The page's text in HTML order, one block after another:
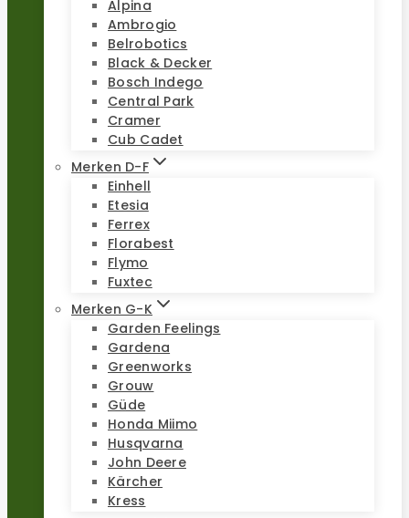
Alpina
Ambrogio
Belrobotics
Black & Decker
Bosch Indego
Central Park
Cramer
Cub Cadet
Merken D-F
Einhell
Etesia
Ferrex
Florabest
Flymo
Fuxtec
Merken G-K
Garden Feelings
Gardena
Greenworks
Grouw
Güde
Honda Miimo
Husqvarna
John Deere
Kärcher
Kress